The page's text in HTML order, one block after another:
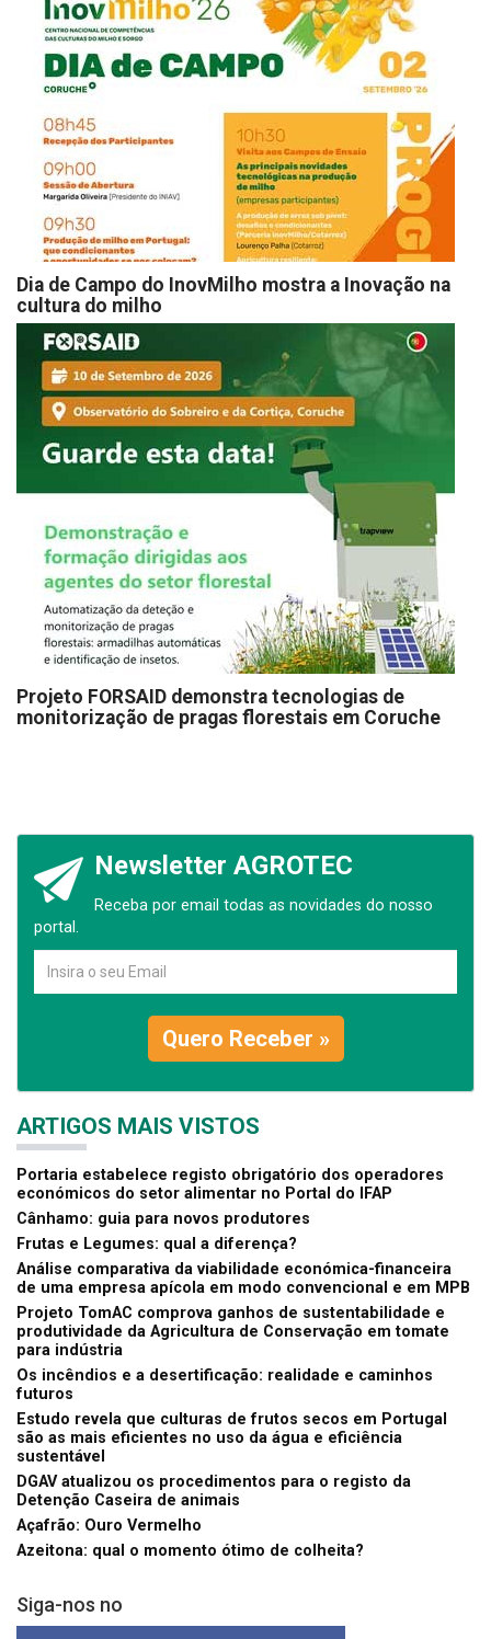
Dia de Campo do InovMilho mostra a Inovação na
cultura do milho
Projeto FORSAID demonstra tecnologias de
monitorização de pragas florestais em Coruche
Newsletter AGROTEC
Receba por email todas as novidades do nosso
portal.
Quero Receber »
ARTIGOS MAIS VISTOS
Portaria estabelece registo obrigatório dos operadores
económicos do setor alimentar no Portal do IFAP
Cânhamo: guia para novos produtores
Frutas e Legumes: qual a diferença?
Análise comparativa da viabilidade económica-financeira
de uma empresa apícola em modo convencional e em MPB
Projeto TomAC comprova ganhos de sustentabilidade e
produtividade da Agricultura de Conservação em tomate
para indústria
Os incêndios e a desertificação: realidade e caminhos
futuros
Estudo revela que culturas de frutos secos em Portugal
são as mais eficientes no uso da água e eficiência
sustentável
DGAV atualizou os procedimentos para o registo da
Detenção Caseira de animais
Açafrão: Ouro Vermelho
Azeitona: qual o momento ótimo de colheita?
Siga-nos no